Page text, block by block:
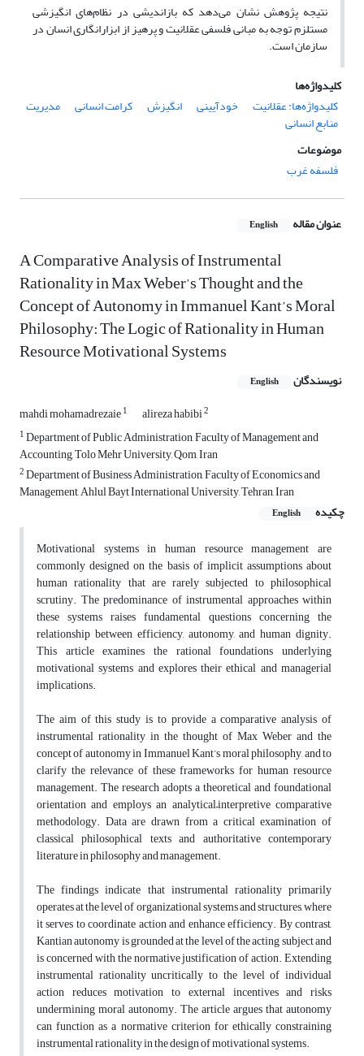
نتیجه پژوهش نشان می‌دهد که بازاندیشی در نظام‌های انگیزشی
مستلزم توجه به مبانی فلسفی عقلانیت و پرهیز از ابزارانگاری انسان در
سازمان است.
کلیدواژه‌ها
کلیدواژه‌ها: عقلانیت
خودآیینی انگیزش کرامت انسانی مدیریت
منابع انسانی
موضوعات
فلسفه غرب
عنوان مقاله English
A Comparative Analysis of Instrumental
Rationality in Max Weber’s Thought and the
Concept of Autonomy in Immanuel Kant’s Moral
Philosophy: The Logic of Rationality in Human
Resource Motivational Systems
نویسندگان English
mahdi mohamadrezaie1 alireza habibi2
1Department of Public Administration, Faculty of Management and
Accounting, Tolo Mehr University, Qom, Iran
2Department of Business Administration, Faculty of Economics and
Management, Ahlul Bayt International University, Tehran, Iran
چکیده
English
Motivational systems in human resource management are
commonly designed on the basis of implicit assumptions about
human rationality that are rarely subjected to philosophical
scrutiny. The predominance of instrumental approaches within
these systems raises fundamental questions concerning the
relationship between efficiency, autonomy, and human dignity.
This article examines the rational foundations underlying
motivational systems and explores their ethical and managerial
implications.
The aim of this study is to provide a comparative analysis of
instrumental rationality in the thought of Max Weber and the
concept of autonomy in Immanuel Kant’s moral philosophy, and to
clarify the relevance of these frameworks for human resource
management. The research adopts a theoretical and foundational
orientation and employs an analytical–interpretive comparative
methodology. Data are drawn from a critical examination of
classical philosophical texts and authoritative contemporary
literature in philosophy and management.
The findings indicate that instrumental rationality primarily
operates at the level of organizational systems and structures, where
it serves to coordinate action and enhance efficiency. By contrast,
Kantian autonomy is grounded at the level of the acting subject and
is concerned with the normative justification of action. Extending
instrumental rationality uncritically to the level of individual
action reduces motivation to external incentives and risks
undermining moral autonomy. The article argues that autonomy
can function as a normative criterion for ethically constraining
instrumental rationality in the design of motivational systems.